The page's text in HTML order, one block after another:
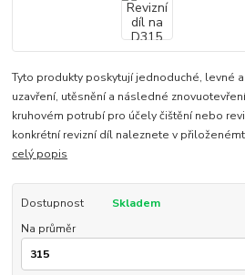
Tyto produkty poskytují jednoduché, levné
uzavření, utěsnění a následné
kruhovém potrubí pro účely čištění nebo
konkrétní revizní díl naleznete v
celý popis
Dostupnost
Skladem
Na průměr